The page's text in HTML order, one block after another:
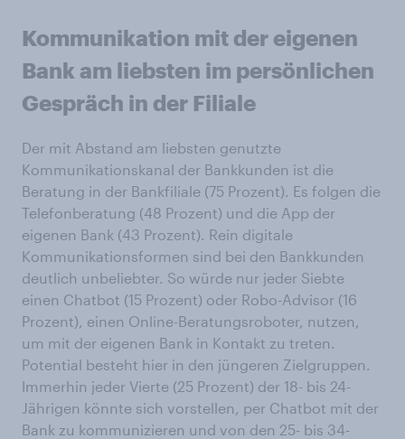
Kommunikation mit der eigenen
Bank am liebsten im persönlichen
Gespräch in der Filiale
Der mit Abstand am liebsten genutzte
Kommunikationskanal der Bankkunden ist die
Beratung in der Bankfiliale (75 Prozent). Es folgen die
Telefonberatung (48 Prozent) und die App der
eigenen Bank (43 Prozent). Rein digitale
Kommunikationsformen sind bei den Bankkunden
deutlich unbeliebter. So würde nur jeder Siebte
einen Chatbot (15 Prozent) oder Robo-Advisor (16
Prozent), einen Online-Beratungsroboter, nutzen,
um mit der eigenen Bank in Kontakt zu treten.
Potential besteht hier in den jüngeren Zielgruppen.
Immerhin jeder Vierte (25 Prozent) der 18- bis 24-
Jährigen könnte sich vorstellen, per Chatbot mit der
Bank zu kommunizieren und von den 25- bis 34-